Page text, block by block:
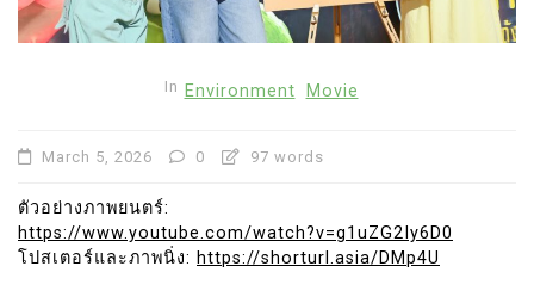
In Environment Movie
March 5, 2026 0 97 words
ตัวอย่างภาพยนตร์:
https://www.youtube.com/watch?v=g1uZG2Iy6D0
โปสเตอร์และภาพนิ่ง: https://shorturl.asia/DMp4U